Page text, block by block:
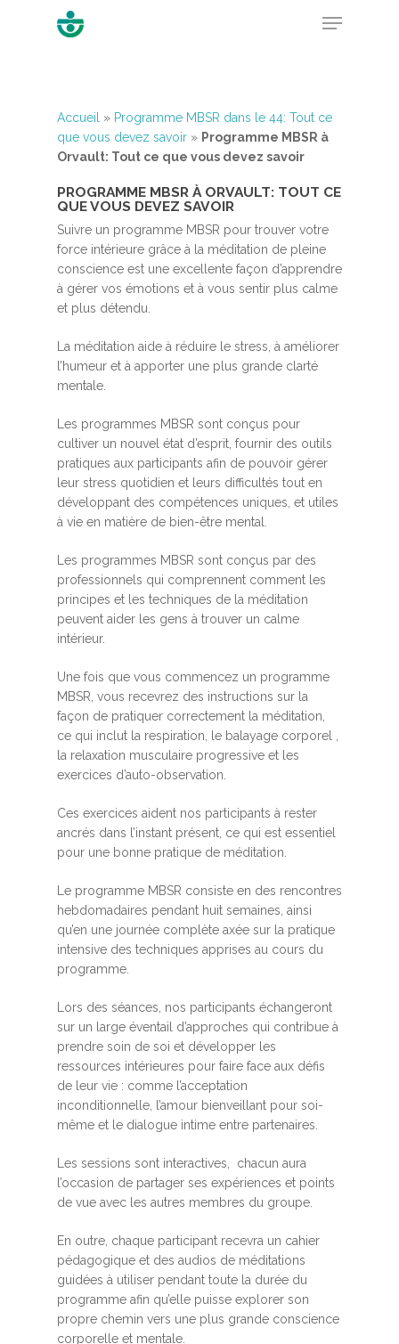
Hit enter to search or ESC to close
Accueil » Programme MBSR dans le 44: Tout ce
que vous devez savoir » Programme MBSR à
Orvault: Tout ce que vous devez savoir
PROGRAMME MBSR À ORVAULT: TOUT CE
QUE VOUS DEVEZ SAVOIR
Suivre un programme MBSR pour trouver votre
force intérieure grâce à la méditation de pleine
conscience est une excellente façon d’apprendre
à gérer vos émotions et à vous sentir plus calme
et plus détendu.
La méditation aide à réduire le stress, à améliorer
l’humeur et à apporter une plus grande clarté
mentale.
Les programmes MBSR sont conçus pour
cultiver un nouvel état d’esprit, fournir des outils
pratiques aux participants afin de pouvoir gérer
leur stress quotidien et leurs difficultés tout en
développant des compétences uniques, et utiles
à vie en matière de bien-être mental.
Les programmes MBSR sont conçus par des
professionnels qui comprennent comment les
principes et les techniques de la méditation
peuvent aider les gens à trouver un calme
intérieur.
Une fois que vous commencez un programme
MBSR, vous recevrez des instructions sur la
façon de pratiquer correctement la méditation,
ce qui inclut la respiration, le balayage corporel ,
la relaxation musculaire progressive et les
exercices d’auto-observation.
Ces exercices aident nos participants à rester
ancrés dans l’instant présent, ce qui est essentiel
pour une bonne pratique de méditation.
Le programme MBSR consiste en des rencontres
hebdomadaires pendant huit semaines, ainsi
qu’en une journée complète axée sur la pratique
intensive des techniques apprises au cours du
programme.
Lors des séances, nos participants échangeront
sur un large éventail d’approches qui contribue à
prendre soin de soi et développer les
ressources intérieures pour faire face aux défis
de leur vie : comme l’acceptation
inconditionnelle, l’amour bienveillant pour soi-
même et le dialogue intime entre partenaires.
Les sessions sont interactives, chacun aura
l’occasion de partager ses expériences et points
de vue avec les autres membres du groupe.
En outre, chaque participant recevra un cahier
pédagogique et des audios de méditations
guidées à utiliser pendant toute la durée du
programme afin qu’elle puisse explorer son
propre chemin vers une plus grande conscience
corporelle et mentale.